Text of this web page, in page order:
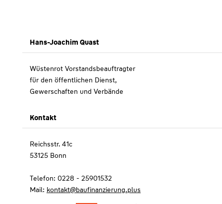
Hans-Joachim Quast
Wüstenrot Vorstandsbeauftragter
für den öffentlichen Dienst,
Gewerschaften und Verbände
Kontakt
Reichsstr. 41c
53125 Bonn
Telefon: 0228 - 25901532
Mail: kontakt@baufinanzierung.plus